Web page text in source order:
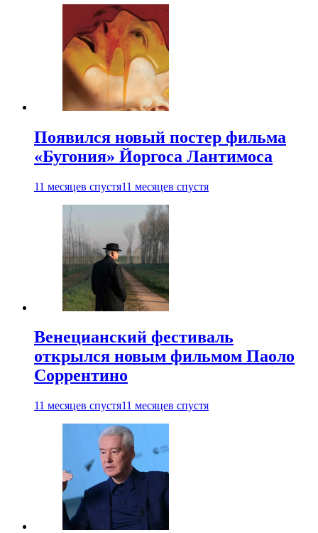
Появился новый постер фильма
«Бугония» Йоргоса Лантимоса
11 месяцев спустя11 месяцев спустя
Венецианский фестиваль
открылся новым фильмом Паоло
Соррентино
11 месяцев спустя11 месяцев спустя